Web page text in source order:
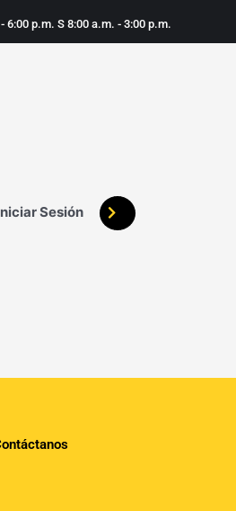
6:00 p.m. S 8:00 a.m. - 3:00 p.m.
Sesión